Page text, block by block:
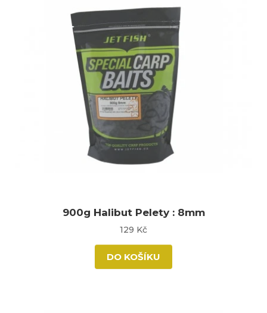
900g Halibut Pelety : 8mm
129 Kč
DO KOŠÍKU